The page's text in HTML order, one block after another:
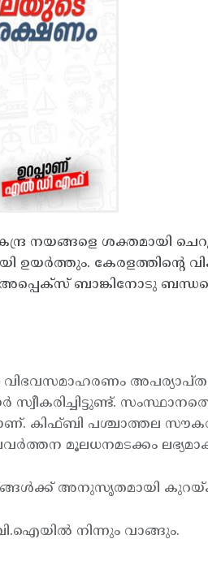
നയങ്ങളെ ശക്തമായി
ഉയര്‍ത്തും. കേരളത്തിന്റെ
അപ്പെക്സ് ബാങ്കിനോടു
കിഫ്ബി പശ്ചാത്തല
മൂലധനമടക്കം
അനുസൃതമായി
നിന്നും വാങ്ങും.